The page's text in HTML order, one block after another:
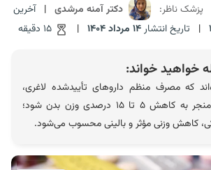
پزشک ناظر: دکتر آمنه مرشدی | آخرین
| تاریخ انتشار14 مرداد 1404 |
خواهید خواند:
که مصرف منظم داروهای تأییدشده لاغری،
می‌تواند طی ۱۲ ماه منجر به کاهش ۵ تا ۱۵ درصدی وزن بدن شود؛
کاهش وزنی مؤثر و بالینی محسوب می‌شود.